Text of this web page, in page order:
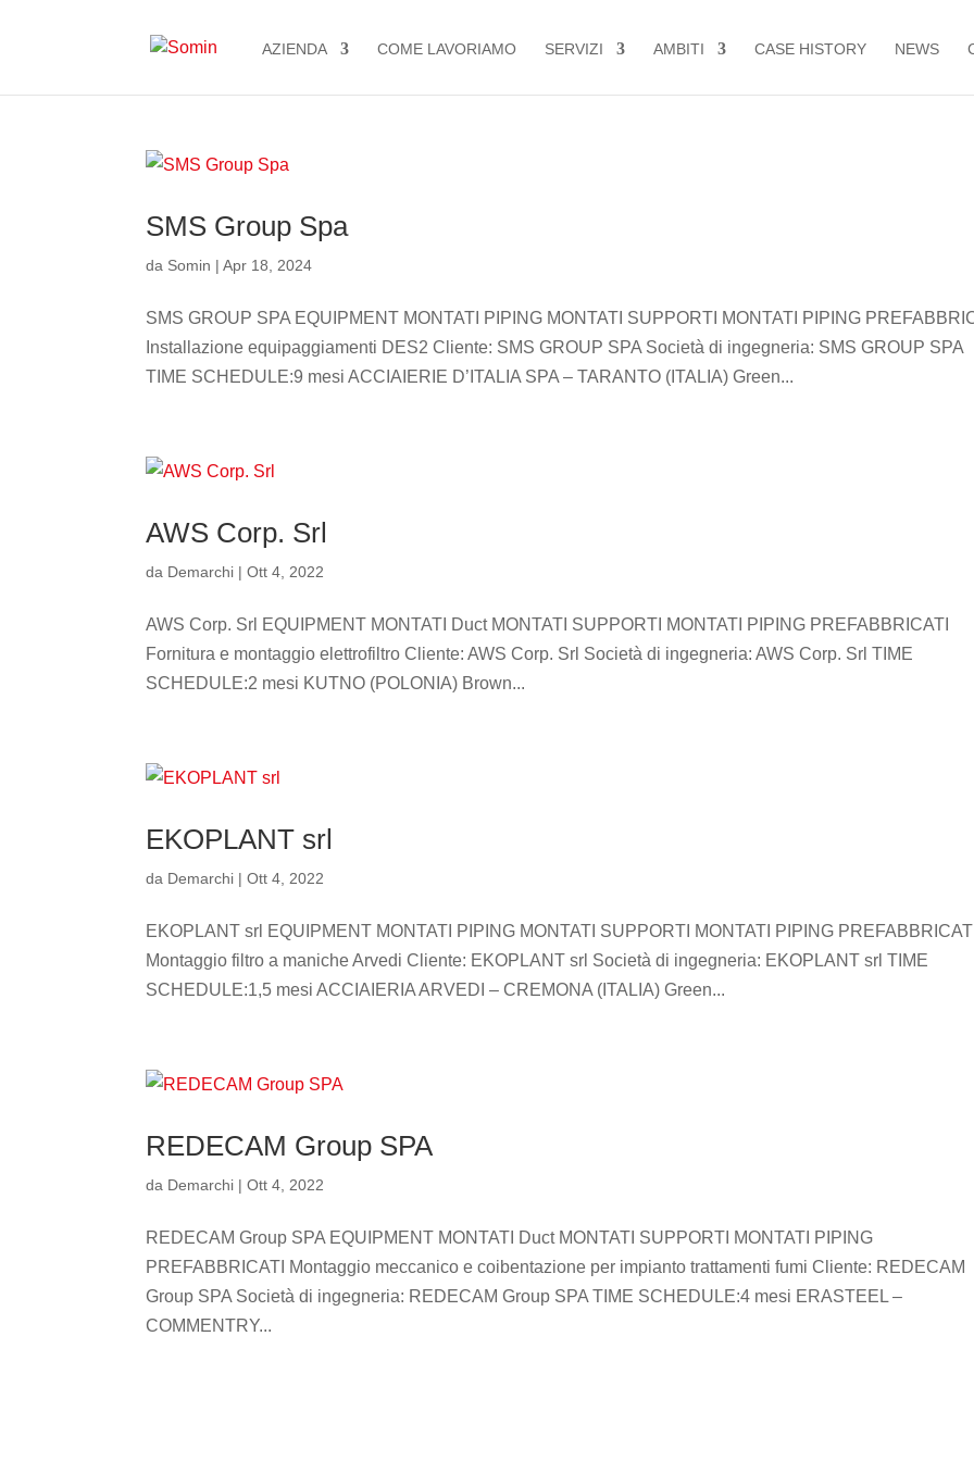
AZIENDA COME LAVORIAMO SERVIZI AMBITI CASE HISTORY NEWS
SMS Group Spa
da Somin |Apr 18, 2024
SMS GROUP SPA EQUIPMENT MONTATI PIPING MONTATI SUPPORTI MONTATI PIPING
Installazione equipaggiamenti DES2 Cliente: SMS GROUP SPA Società di ingegneria: SMS GROUP SPA
TIME SCHEDULE:9 mesi ACCIAIERIE D’ITALIA SPA – TARANTO (ITALIA) Green...
AWS Corp. Srl
da Demarchi |Ott 4, 2022
AWS Corp. Srl EQUIPMENT MONTATI Duct MONTATI SUPPORTI MONTATI PIPING PREFABBRICATI
Fornitura e montaggio elettrofiltro Cliente: AWS Corp. Srl Società di ingegneria: AWS Corp. Srl TIME
SCHEDULE:2 mesi KUTNO (POLONIA) Brown...
EKOPLANT srl
da Demarchi |Ott 4, 2022
EKOPLANT srl EQUIPMENT MONTATI PIPING MONTATI SUPPORTI MONTATI PIPING
Montaggio filtro a maniche Arvedi Cliente: EKOPLANT srl Società di ingegneria: EKOPLANT srl TIME
SCHEDULE:1,5 mesi ACCIAIERIA ARVEDI – CREMONA (ITALIA) Green...
REDECAM Group SPA
da Demarchi |Ott 4, 2022
REDECAM Group SPA EQUIPMENT MONTATI Duct MONTATI SUPPORTI MONTATI PIPING
PREFABBRICATI Montaggio meccanico e coibentazione per impianto trattamenti fumi Cliente: REDECAM
Group SPA Società di ingegneria: REDECAM Group SPA TIME SCHEDULE:4 mesi ERASTEEL –
COMMENTRY...